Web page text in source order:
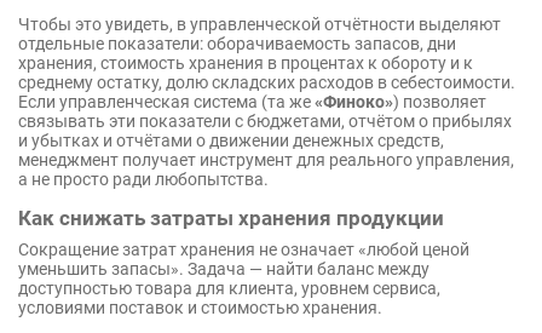
Чтобы это увидеть, в управленческой отчётности выделяют
отдельные показатели: оборачиваемость запасов, дни
хранения, стоимость хранения в процентах к обороту и к
среднему остатку, долю складских расходов в себестоимости.
Если управленческая система (та же«Финоко») позволяет
связывать эти показатели с бюджетами, отчётом о прибылях
и убытках и отчётами о движении денежных средств,
менеджмент получает инструмент для реального управления,
а не просто ради любопытства.
Как снижать затраты хранения продукции
Сокращение затрат хранения не означает «любой ценой
уменьшить запасы». Задача — найти баланс между
доступностью товара для клиента, уровнем сервиса,
условиями поставок и стоимостью хранения.